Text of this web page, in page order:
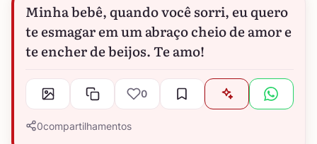
Minha bebê, quando você sorri, eu quero
te esmagar em um abraço cheio de amor e
te encher de beijos. Te amo!
0
0compartilhamentos